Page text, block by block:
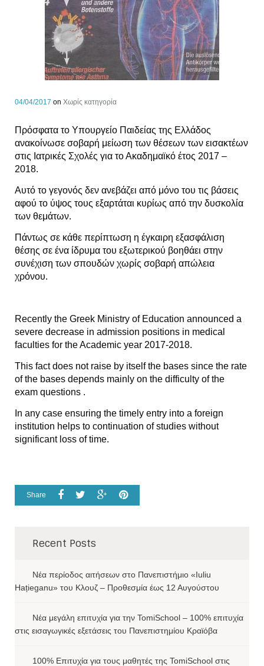
04/04/2017 on Χωρίς κατηγορία
Πρόσφατα το Υπουργείο Παιδείας της Ελλάδος
ανακοίνωσε σοβαρή μείωση των θέσεων των εισακτέων
στις Ιατρικές Σχολές για το Ακαδημαϊκό έτος 2017 –
2018.
Αυτό το γεγονός δεν ανεβάζει από μόνο του τις βάσεις
αφού το ύψος τους εξαρτάται κυρίως από την δυσκολία
των θεμάτων.
Πάντως σε κάθε περίπτωση η έγκαιρη εξασφάλιση
θέσης σε ένα ίδρυμα του εξωτερικού βοηθάει στην
συνέχιση των σπουδών χωρίς σοβαρή απώλεια
χρόνου.
Recently the Greek Ministry of Education announced a
severe decrease in admission positions in medical
faculties for the Academic year 2017-2018.
This fact does not raise by itself the bases since the rate
of the bases depends mainly on the difficulty of the
exam questions .
In any case ensuring the timely entry into a foreign
institution helps to continuation of studies without
significant loss of time.
Share
Recent Posts
Νέα περίοδος αιτήσεων στο Πανεπιστήμιο «Iuliu
Hațieganu» του Κλουζ – Προθεσμία έως 12 Αυγούστου
Νέα μεγάλη επιτυχία για την TomiSchool – 100% επιτυχία
στις εισαγωγικές εξετάσεις του Πανεπιστημίου Κραϊόβα
100% Επιτυχία για τους μαθητές της TomiSchool στις